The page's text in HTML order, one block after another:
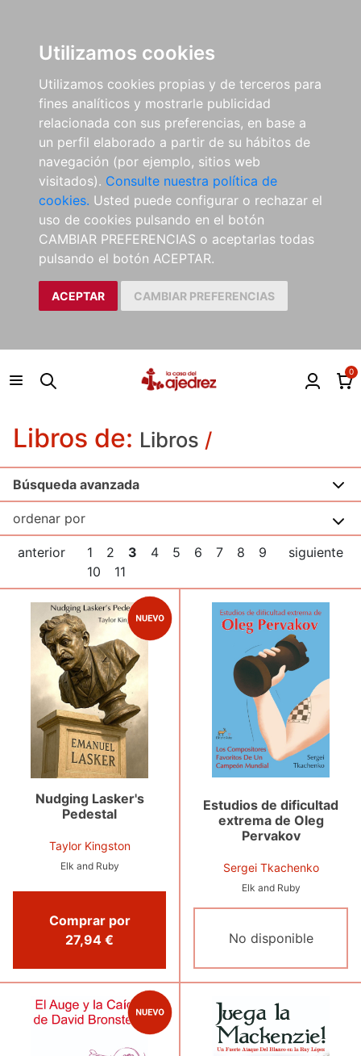
Utilizamos cookies
Utilizamos cookies propias y de terceros para
fines analíticos y mostrarle publicidad
relacionada con sus preferencias, en base a
un perfil elaborado a partir de su hábitos de
navegación (por ejemplo, sitios web
visitados). Consulte nuestra política de
cookies. Usted puede configurar o rechazar el
uso de cookies pulsando en el botón
CAMBIAR PREFERENCIAS o aceptarlas todas
pulsando el botón ACEPTAR.
ACEPTAR CAMBIAR PREFERENCIAS
0
Libros de: Libros /
Búsqueda avanzada
anterior 1 2 3 4 5 6 7 8
9
10
11
siguiente
Nudging Lasker's
Pedestal
Taylor Kingston
Elk and Ruby
Comprar por
27,94 €
Estudios de dificultad
extrema de Oleg
Pervakov
Sergei Tkachenko
Elk and Ruby
No disponible